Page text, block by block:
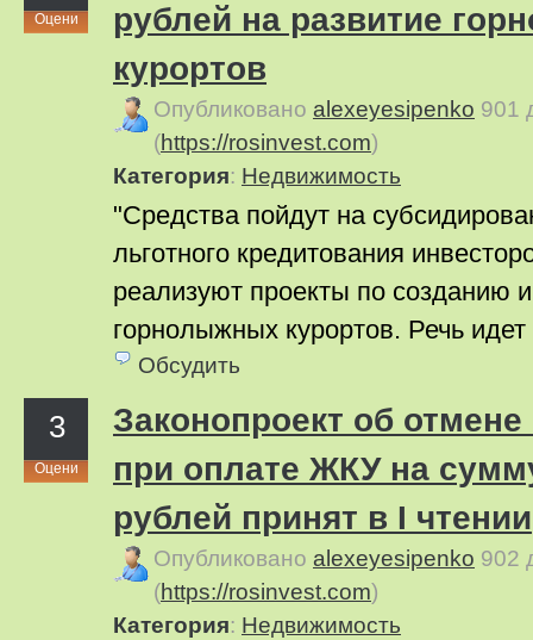
Оцени
рублей на развитие
курортов
Опубликовано alexeyesipenko 901
(https://rosinvest.com)
Категория: Недвижимость
"Средства пойдут на
льготного кредитования
реализуют проекты по созданию
горнолыжных курортов. Речь
Обсудить
3
Оцени
Законопроект об
при оплате ЖКУ на
рублей принят в I чтении
Опубликовано alexeyesipenko 902
(https://rosinvest.com)
Категория: Недвижимость